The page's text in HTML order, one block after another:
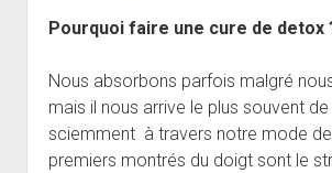
Pourquoi faire une cure de detox
Nous absorbons parfois malgré
mais il nous arrive le plus souvent
sciemment à travers notre mode
premiers montrés du doigt sont le